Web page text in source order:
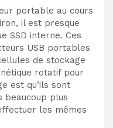
portable au cours
il est presque
SSD interne. Ces
USB portables
de stockage
rotatif pour
est qu’ils sont
beaucoup plus
les mêmes